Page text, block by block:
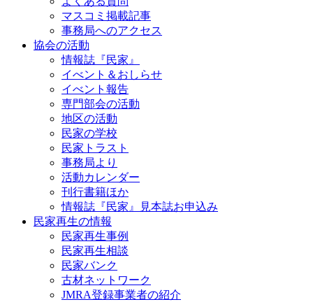
マスコミ掲載記事
事務局へのアクセス
協会の活動
情報誌『民家』
イべント＆おしらせ
イべント報告
専門部会の活動
地区の活動
民家の学校
民家トラスト
事務局より
活動カレンダー
刊行書籍ほか
情報誌『民家』見本誌お申込み
民家再生の情報
民家再生事例
民家再生相談
民家バンク
古材ネットワーク
JMRA登録事業者の紹介